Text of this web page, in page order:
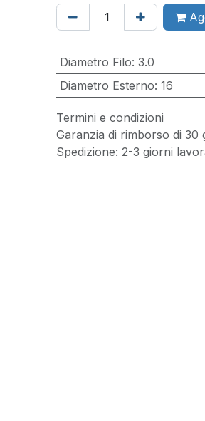
Diametro Filo: 3.0
Diametro Esterno: 16
Termini e condizioni
Garanzia di rimborso di 30
Spedizione: 2-3 giorni